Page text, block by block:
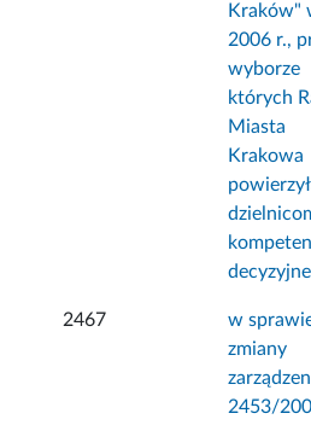
Kraków"
2006 r.,
wyborze
których
Miasta
Krakowa
2467
w
zmiany
2453/